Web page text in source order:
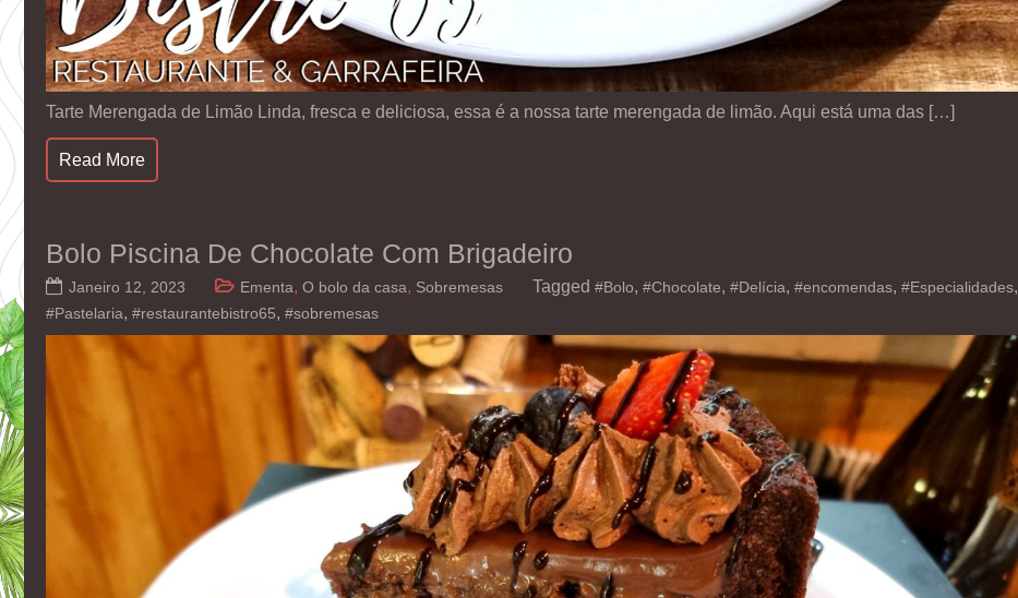
Tarte Merengada de Limão Linda, fresca e deliciosa, essa é a nossa tarte merengada de limão. Aqui está uma das […]
Read More
Bolo Piscina De Chocolate Com Brigadeiro
Janeiro 12, 2023 Ementa, O bolo da casa, Sobremesas Tagged #Bolo, #Chocolate, #Delícia, #encomendas, #Especialidades,
#Pastelaria, #restaurantebistro65, #sobremesas